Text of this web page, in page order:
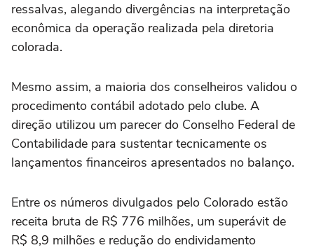
ressalvas, alegando divergências na interpretação
econômica da operação realizada pela diretoria
colorada.
Mesmo assim, a maioria dos conselheiros validou o
procedimento contábil adotado pelo clube. A
direção utilizou um parecer do Conselho Federal de
Contabilidade para sustentar tecnicamente os
lançamentos financeiros apresentados no balanço.
Entre os números divulgados pelo Colorado estão
receita bruta de R$ 776 milhões, um superávit de
R$ 8,9 milhões e redução do endividamento